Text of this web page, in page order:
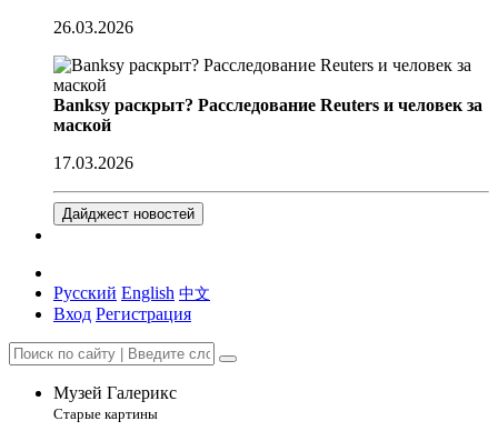
26.03.2026
Banksy раскрыт? Расследование Reuters и человек за
маской
17.03.2026
Дайджест новостей
Русский English 中文
Вход Регистрация
Музей Галерикс
Старые картины